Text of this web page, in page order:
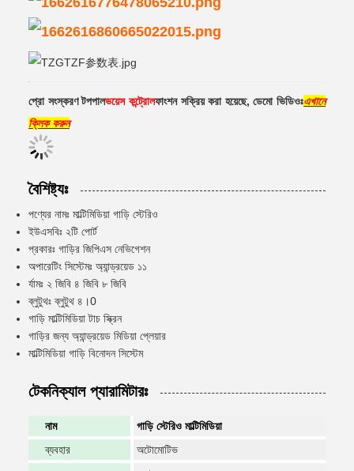
প্রো সংস্করণ টপপালভয়েস কন্ট্রোলফাংশন সক্রিয় করা হয়েছে, ডেমো ভিডিওঃএখানে
ক্লিক করুন
বৈশিষ্ট্যঃ
পণ্যের নামঃ মাল্টিমিডিয়া গাড়ি স্টেরিও
ইউএসবিঃ ২টি পোর্ট
প্রকারঃ গাড়ির জিপিএস নেভিগেশন
অপারেটিং সিস্টেমঃ অ্যান্ড্রয়েড ১১
র্যামঃ ২ জিবি ৪ জিবি ৮ জিবি
ব্লুটুথঃ ব্লুটুথ ৪।0
গাড়ি মাল্টিমিডিয়া টাচ স্ক্রিন
গাড়ির জন্য অ্যান্ড্রয়েড মিডিয়া প্লেয়ার
মাল্টিমিডিয়া গাড়ি বিনোদন সিস্টেম
টেকনিক্যাল প্যারামিটারঃ
নাম
গাড়ি স্টেরিও মাল্টিমিডিয়া
ব্যবহার
অটোমোটিভ